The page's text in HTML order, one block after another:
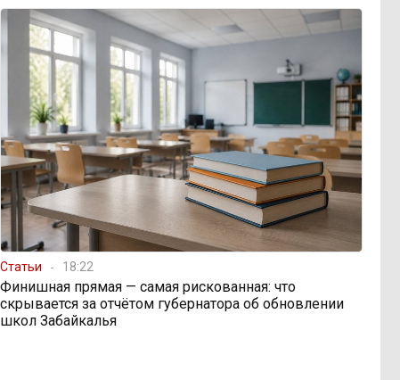
Статьи 18:22
Финишная прямая — самая рискованная: что
скрывается за отчётом губернатора об обновлении
школ Забайкалья